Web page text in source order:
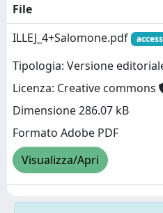
File
ILLEJ_4+Salomone.pdf
Tipologia: Versione
Licenza: Creative commons
Dimensione 286.07 kB
Formato Adobe PDF
Visualizza/Apri